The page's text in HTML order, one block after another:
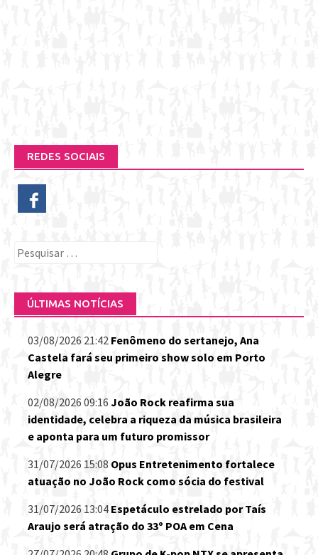
REDES SOCIAIS
Pesquisar
ÚLTIMAS NOTÍCIAS
03/08/2026 21:42 Fenômeno do sertanejo, Ana
Castela fará seu primeiro show solo em Porto
Alegre
02/08/2026 09:16 João Rock reafirma sua
identidade, celebra a riqueza da música brasileira
e aponta para um futuro promissor
31/07/2026 15:08 Opus Entretenimento fortalece
atuação no João Rock como sócia do festival
31/07/2026 13:04 Espetáculo estrelado por Taís
Araujo será atração do 33º POA em Cena